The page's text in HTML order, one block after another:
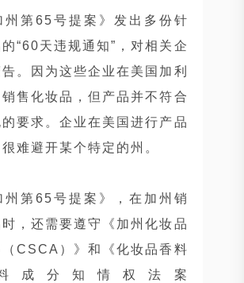
州第65号提案》发出多份针
“60天违规通知”，对相关企
。因为这些企业在美国加利
售化妆品，但产品并不符合
要求。企业在美国进行产品
难避开某个特定的州。
州第65号提案》，在加州销
，还需要遵守《加州化妆品
CSCA）》和《化妆品香料
成分知情权法案